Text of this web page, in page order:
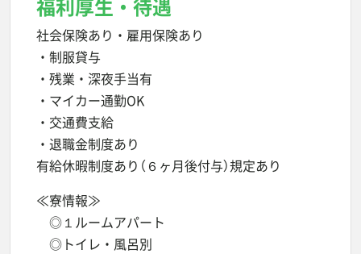
福利厚生・待遇
社会保険あり・雇用保険あり
・制服貸与
・残業・深夜手当有
・マイカー通勤OK
・交通費支給
・退職金制度あり
有給休暇制度あり（６ヶ月後付与）規定あり
≪寮情報≫
◎１ルームアパート
◎トイレ・風呂別